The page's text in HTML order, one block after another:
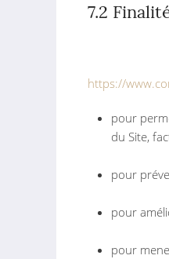
7.2
https://
pour
du Site,
pour
pour
pour